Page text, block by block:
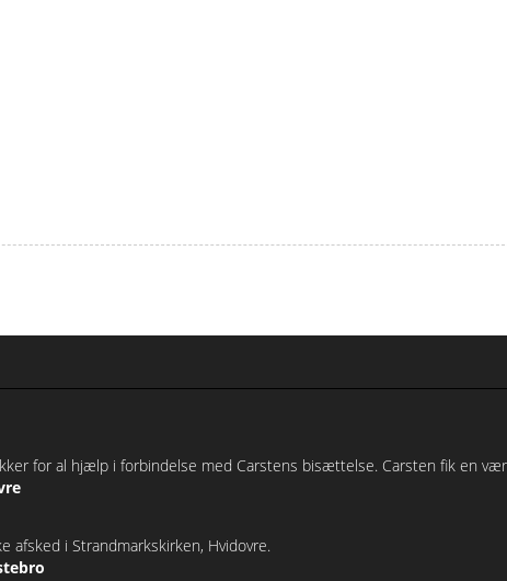
for al hjælp i forbindelse med Carstens bisættelse. Carsten fik en
afsked i Strandmarkskirken, Hvidovre.